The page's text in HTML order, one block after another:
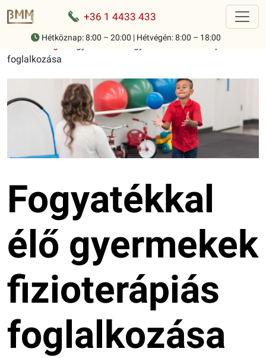
+36 1 4433 433
Hétköznap: 8:00 – 20:00 | Hétvégén: 8:00 – 18:00
-
Fogyatékkal élő gyermekek fizioterápiás
foglalkozása
Fogyatékkal
élő gyermekek
fizioterápiás
foglalkozása